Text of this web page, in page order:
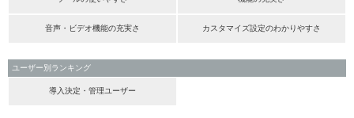
音声・ビデオ機能の充実さ カスタマイズ設定のわかりやすさ
ユーザー別ランキング
導入決定・管理ユーザー